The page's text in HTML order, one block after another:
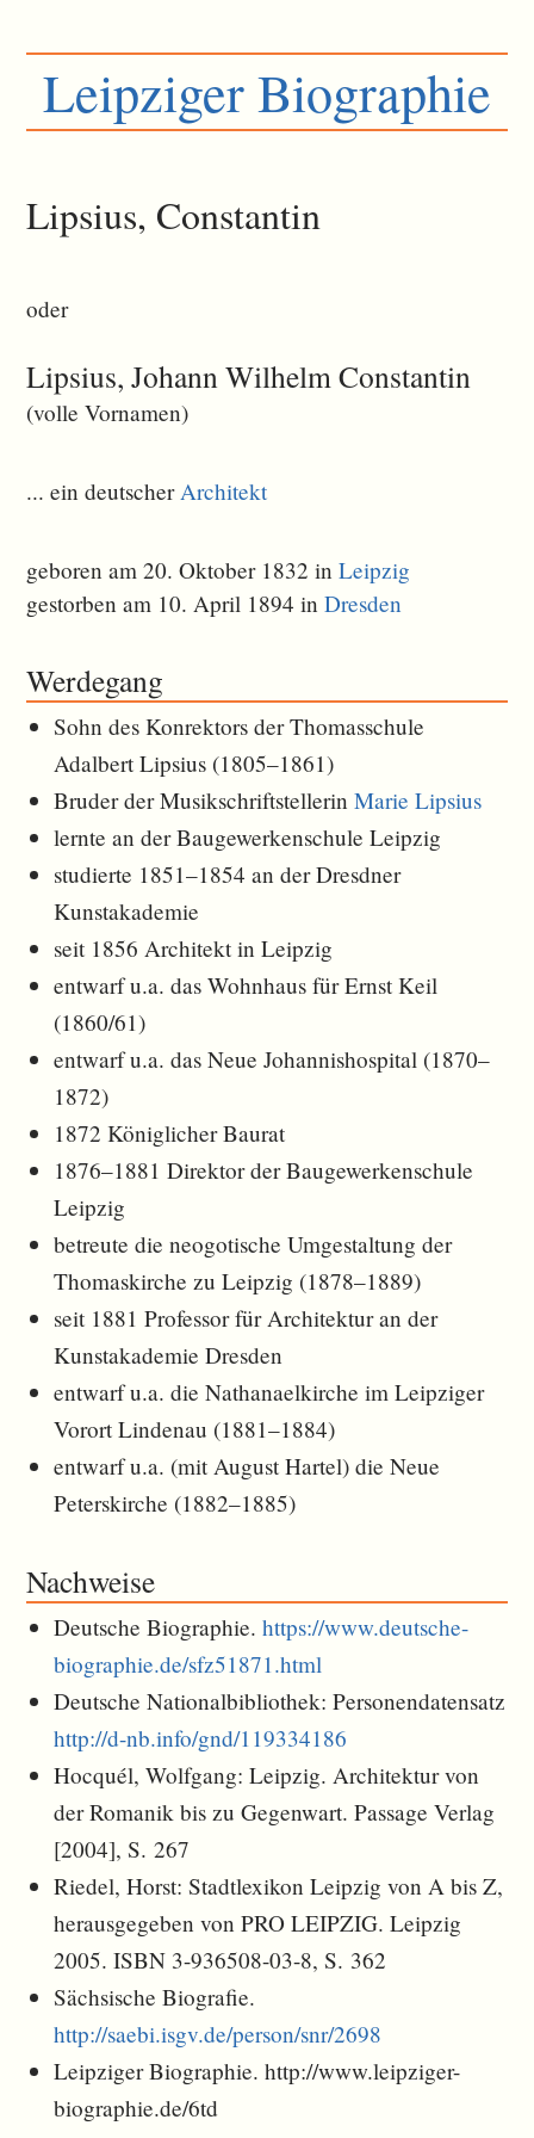
Leipziger Biographie
Lipsius, Constantin
oder
Lipsius, Johann Wilhelm Constantin
(volle Vornamen)
... ein deutscherArchitekt
geboren am 20. Oktober 1832 inLeipzig
gestorben am 10. April 1894 inDresden
Werdegang
Sohn des Konrektors der Thomasschule
Adalbert Lipsius (1805–1861)
Bruder der MusikschriftstellerinMarie Lipsius
lernte an der Baugewerkenschule Leipzig
studierte 1851–1854 an der Dresdner
Kunstakademie
seit 1856 Architekt in Leipzig
entwarf u.a. das Wohnhaus für Ernst Keil
(1860/61)
entwarf u.a. das Neue Johannishospital (1870–
1872)
1872 Königlicher Baurat
1876–1881 Direktor der Baugewerkenschule
Leipzig
betreute die neogotische Umgestaltung der
Thomaskirche zu Leipzig (1878–1889)
seit 1881 Professor für Architektur an der
Kunstakademie Dresden
entwarf u.a. die Nathanaelkirche im Leipziger
Vorort Lindenau (1881–1884)
entwarf u.a. (mit August Hartel) die Neue
Peterskirche (1882–1885)
Nachweise
Deutsche Biographie.https://www.deutsche-
biographie.de/sfz51871.html
Deutsche Nationalbibliothek: Personendatensatz
http://d-nb.info/gnd/119334186
Hocquél, Wolfgang: Leipzig. Architektur von
der Romanik bis zu Gegenwart. Passage Verlag
[2004], S. 267
Riedel, Horst: Stadtlexikon Leipzig von A bis Z,
herausgegeben von PRO LEIPZIG. Leipzig
2005. ISBN 3-936508-03-8, S. 362
Sächsische Biografie.
http://saebi.isgv.de/person/snr/2698
Leipziger Biographie. http://www.leipziger-
biographie.de/6td